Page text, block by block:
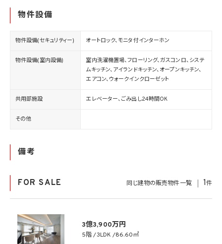
物件設備
物件設備(セキュリティー) オートロック、モニタ付インターホン
物件設備(室内設備)
室内洗濯機置場、フローリング、ガスコンロ、システ
ムキッチン、アイランドキッチン、オープンキッチン、
エアコン、ウォークインクローゼット
共用部施設 エレベーター、ごみ出し24時間OK
その他
備考
FOR SALE 同じ建物の販売物件一覧 1件
3億3,900万円
5階 3LDK 86.60㎡